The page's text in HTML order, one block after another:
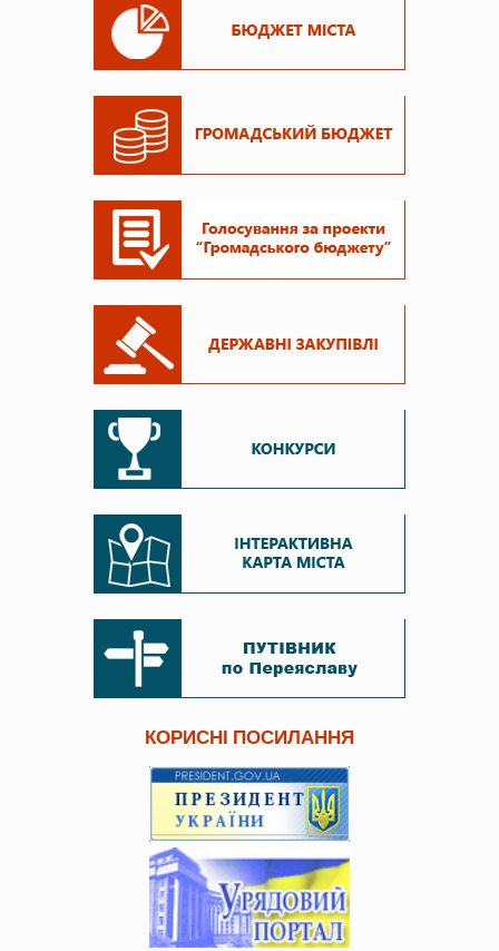
КОРИСНІ ПОСИЛАННЯ